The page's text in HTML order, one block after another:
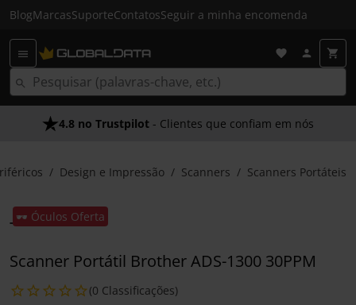
BlogMarcasSuporteContatosSeguir a minha encomenda
4.8 no Trustpilot - Clientes que confiam em nós
Design e Impressão Scanners Scanners Portáteis
🕶️ Óculos Oferta
Scanner Portátil Brother ADS-1300 30PPM
(0 Classificações)